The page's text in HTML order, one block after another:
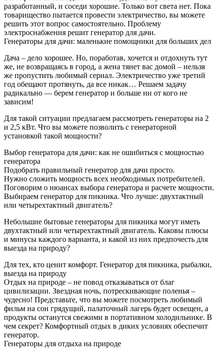
разработанный, и соседи хорошие. Только вот света нет. Пока
товарищество пытается провести электричество, вы можете
решить этот вопрос самостоятельно. Проблему
электроснабжения решит генератор для дачи.
Генераторы для дачи: маленькие помощники для больших дел
Дача – дело хорошее. Но, поработав, хочется и отдохнуть тут
же, не возвращаясь в город, а жена тянет вас домой – нельзя
же пропустить любимый сериал. Электричество уже третий
год обещают протянуть, да все никак… Решаем задачу
радикально — берем генератор и больше ни от кого не
зависим!
Для такой ситуации предлагаем рассмотреть генераторы на 2
и 2,5 кВт. Что вы можете позволить с генераторной
установкой такой мощности?
Выбор генератора для дачи: как не ошибиться с мощностью
генератора
Подобрать правильный генератор для дачи просто.
Нужно сложить мощность всех необходимых потребителей.
Поговорим о нюансах выбора генератора и расчете мощности.
Выбираем генератор для пикника. Что лучше: двухтактный
или четырехтактный двигатель?
Небольшие бытовые генераторы для пикника могут иметь
двухтактный или четырехтактный двигатель. Каковы плюсы
и минусы каждого варианта, и какой из них предпочесть для
выезда на природу?
Для тех, кто ценит комфорт. Генератор для пикника, рыбалки,
выезда на природу
Отдых на природе – не повод отказываться от благ
цивилизации. Звездная ночь, потрескивающие поленья –
чудесно! Представьте, что вы можете посмотреть любимый
фильм на сон грядущий, палаточный лагерь будет освещен, а
продукты останутся свежими в портативном холодильнике. В
чем секрет? Комфортный отдых в диких условиях обеспечит
генератор.
Генераторы для отдыха на природе